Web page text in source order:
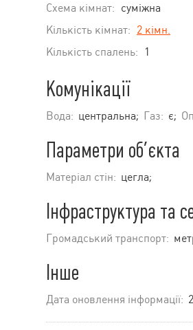
Схема кімнат: суміжна
Кількість кімнат: 2 кімн.
Кількість спалень:
1
Комунікації
Вода: центральна; Газ: є;
Параметри об’єкта
Матеріал стін: цегла;
Інфраструктура та
Громадський транспорт:
Інше
Дата оновлення інформації: